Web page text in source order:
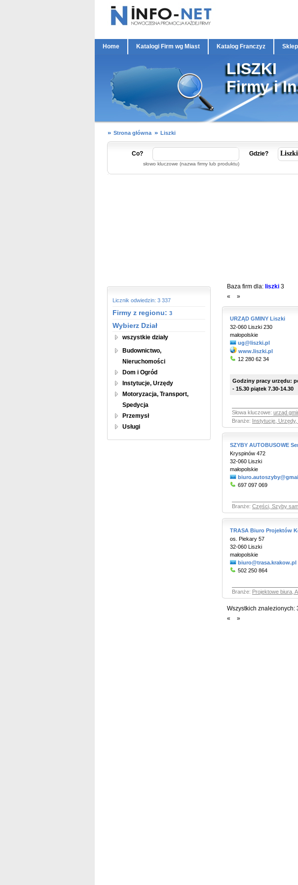
Home Katalogi Firm wg Miast Katalog Franczyz
LISZKI
Firmy i
Strona główna Liszki
Co?
słowo kluczowe (nazwa firmy lub produktu)
Gdzie?
Licznik odwiedzin: 3 337
Firmy z regionu: 3
Wybierz Dział
wszystkie działy
Budownictwo,
Nieruchomości
Dom i Ogród
Instytucje, Urzędy
Motoryzacja, Transport,
Spedycja
Przemysł
Usługi
Baza firm dla: liszki 3
«
»
URZĄD GMINY Liszki
32-060 Liszki 230
małopolskie
ug@liszki.pl
www.liszki.pl
12 280 62 34
Godziny pracy urzędu:
- 15.30 piątek 7.30-14.30
Słowa kluczowe: urząd
Branże: Instytucje,
SZYBY AUTOBUSOWE
Kryspinów 472
32-060 Liszki
małopolskie
697 097 069
Branże: Części, Szyby
TRASA Biuro Projektów
os. Piekary 57
32-060 Liszki
małopolskie
biuro@trasa.krakow.pl
502 250 864
Branże: Projektowe biura,
Wszystkich znalezionych:
«
»